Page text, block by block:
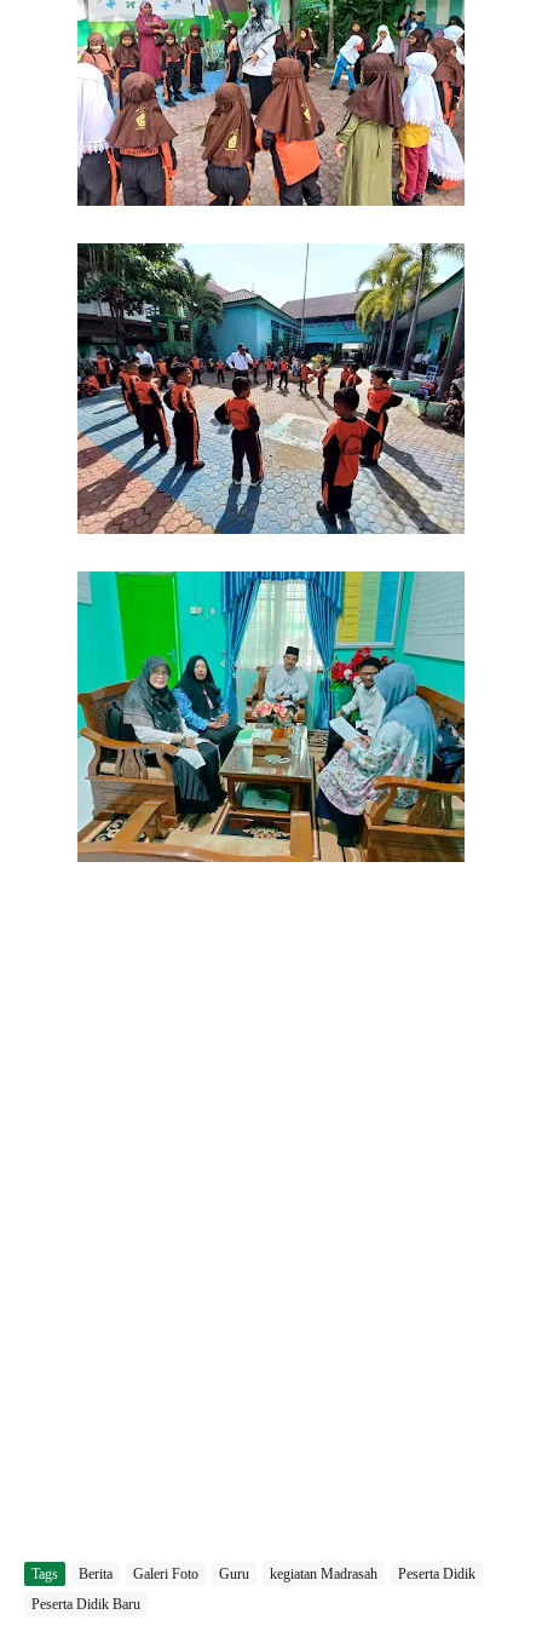
Tags Berita Galeri Foto Guru kegiatan Madrasah
Peserta Didik
Peserta Didik Baru